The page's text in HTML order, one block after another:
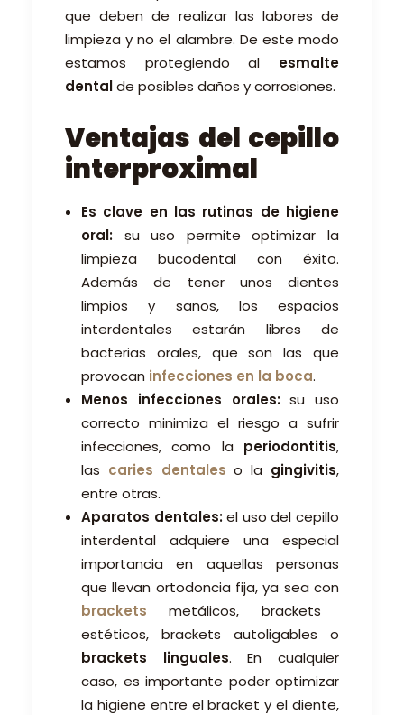
que deben de realizar las labores de
limpieza y no el alambre. De este modo
estamos protegiendo al esmalte
dentalde posibles daños y corrosiones.
Ventajas del cepillo
interproximal
Es clave en las rutinas de higiene
oral: su uso permite optimizar la
limpieza bucodental con éxito.
Además de tener unos dientes
limpios y sanos, los espacios
interdentales estarán libres de
bacterias orales, que son las que
provocan infecciones en la boca.
Menos infecciones orales:su uso
correcto minimiza el riesgo a sufrir
infecciones, como la periodontitis,
las caries dentales o la gingivitis,
entre otras.
Aparatos dentales:el uso del cepillo
interdental adquiere una especial
importancia en aquellas personas
que llevan ortodoncia fija, ya sea con
brackets metálicos, brackets
estéticos, brackets autoligables o
brackets linguales. En cualquier
caso, es importante poder optimizar
la higiene entre el bracket y el diente,